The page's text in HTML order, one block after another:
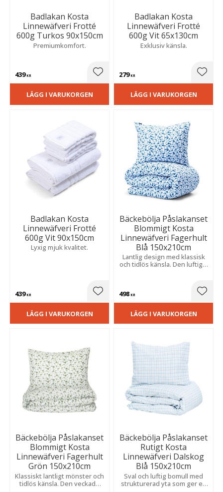
Badlakan Kosta
Linnewäfveri Frotté
600g Turkos 90x150cm
Premiumkomfort.
439KR Lägg till i favoriter
LÄGG I VARUKORGEN
Badlakan Kosta
Linnewäfveri Frotté
600g Vit 65x130cm
Exklusiv känsla.
279KR
LÄGG I VARUKORGEN
Badlakan Kosta
Linnewäfveri Frotté
600g Vit 90x150cm
Lyxig mjuk kvalitet.
439KR Lägg till i favoriter
LÄGG I VARUKORGEN
Bäckebölja Påslakanset
Blommigt Kosta
Linnewäfveri Fagerhult
Blå 150x210cm
Lantlig design med klassisk
och tidlös känsla. Den luftiga,
498 KR
LÄGG I VARUKORGEN
Bäckebölja Påslakanset
Blommigt Kosta
Linnewäfveri Fagerhult
Grön 150x210cm
Klassiskt lantligt mönster och
tidlös känsla. Den veckade
Bäckebölja Påslakanset
Rutigt Kosta
Linnewäfveri Dalskog
Blå 150x210cm
Sval och luftig bomull med
strukturerad yta som ger en